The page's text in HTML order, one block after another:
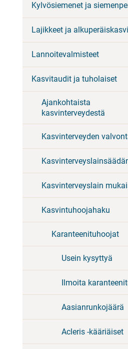
Kylvösiemenet ja
Lajikkeet ja
Lannoitevalmisteet
Kasvitaudit ja tuholaiset
Ajankohtaista
kasvinterveydestä
Kasvinterveyden
Kasvinterveyslain
Kasvintuhoojahaku
Karanteenituhoojat
Usein kysyttyä
Ilmoita
Aasianrunkojäärä
Acleris -kääriäiset